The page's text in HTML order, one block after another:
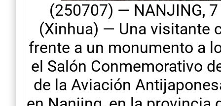
(250707) — NANJING,
(Xinhua) — Una visitante
frente a un monumento a
el Salón Conmemorativo
de la Aviación